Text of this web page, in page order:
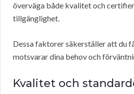
överväga både kvalitet och
tillgänglighet.
Dessa faktorer säkerställer att du
motsvarar dina behov och
Kvalitet och